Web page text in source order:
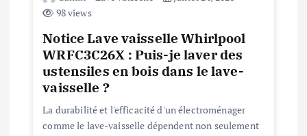
98 views
Notice Lave vaisselle Whirlpool
WRFC3C26X : Puis-je laver des
ustensiles en bois dans le lave-
vaisselle ?
La durabilité et l'efficacité d'un électroménager
comme le lave-vaisselle dépendent non seulement